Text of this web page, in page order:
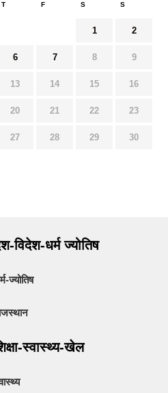
T F S S
1 2
6 7 8 9
13 14 15 16
20 21 22 23
27 28 29 30
विदेश-धर्म ज्योतिष
ज्योतिष
स्वास्थ्य-खेल